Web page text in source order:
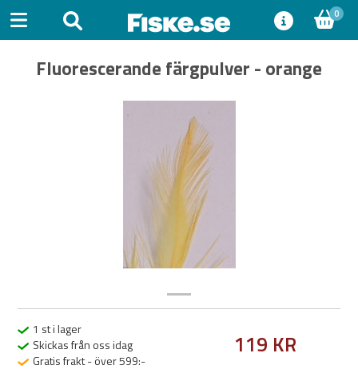
0
Fluorescerande färgpulver - orange
1 st i lager
Skickas från oss idag
Gratis frakt - över 599:-
119 KR